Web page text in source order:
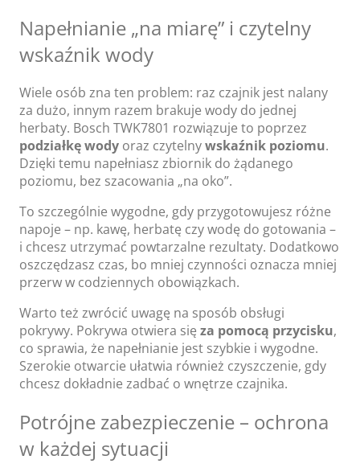
Napełnianie „na miarę” i czytelny
wskaźnik wody
Wiele osób zna ten problem: raz czajnik jest nalany
za dużo, innym razem brakuje wody do jednej
herbaty. Bosch TWK7801 rozwiązuje to poprzez
podziałkę wody oraz czytelnywskaźnik poziomu.
Dzięki temu napełniasz zbiornik do żądanego
poziomu, bez szacowania „na oko”.
To szczególnie wygodne, gdy przygotowujesz różne
napoje – np. kawę, herbatę czy wodę do gotowania –
i chcesz utrzymać powtarzalne rezultaty. Dodatkowo
oszczędzasz czas, bo mniej czynności oznacza mniej
przerw w codziennych obowiązkach.
Warto też zwrócić uwagę na sposób obsługi
pokrywy. Pokrywa otwiera się za pomocą przycisku,
co sprawia, że napełnianie jest szybkie i wygodne.
Szerokie otwarcie ułatwia również czyszczenie, gdy
chcesz dokładnie zadbać o wnętrze czajnika.
Potrójne zabezpieczenie – ochrona
w każdej sytuacji